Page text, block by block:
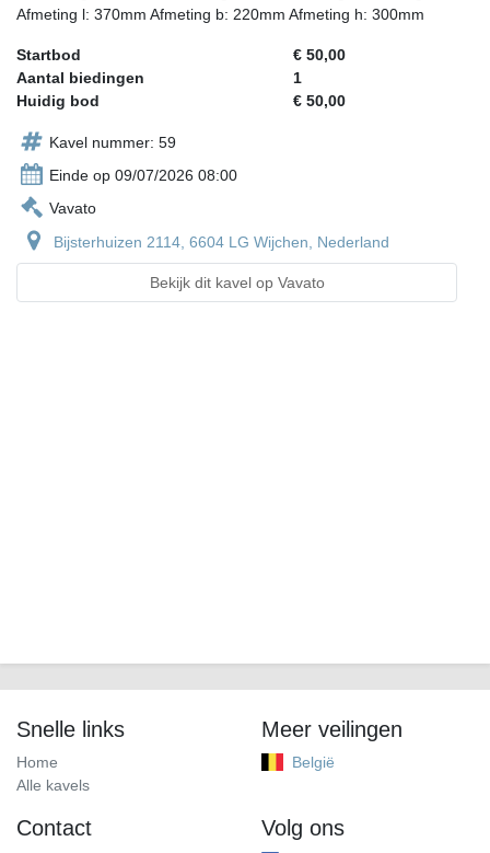
Afmeting l: 370mm Afmeting b: 220mm Afmeting h: 300mm
Startbod
€ 50,00
Aantal biedingen
1
Huidig bod
€ 50,00
Kavel nummer: 59
Einde op 09/07/2026 08:00
Vavato
Bijsterhuizen 2114, 6604 LG Wijchen, Nederland
Bekijk dit kavel op Vavato
Snelle links
Home
Alle kavels
Meer veilingen
België
Contact Volg ons